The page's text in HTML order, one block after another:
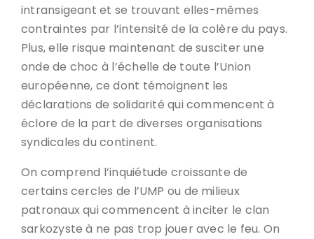
intransigeant et se trouvant elles-mêmes
contraintes par l’intensité de la colère du pays.
Plus, elle risque maintenant de susciter une
onde de choc à l’échelle de toute l’Union
européenne, ce dont témoignent les
déclarations de solidarité qui commencent à
éclore de la part de diverses organisations
syndicales du continent.
On comprend l’inquiétude croissante de
certains cercles de l’UMP ou de milieux
patronaux qui commencent à inciter le clan
sarkozyste à ne pas trop jouer avec le feu. On